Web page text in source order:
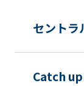
メンバー
セントラ
Catch